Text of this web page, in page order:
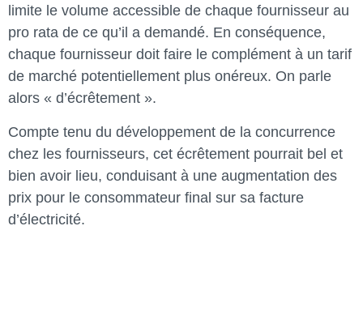
limite le volume accessible de chaque fournisseur au
pro rata de ce qu’il a demandé. En conséquence,
chaque fournisseur doit faire le complément à un tarif
de marché potentiellement plus onéreux. On parle
alors « d’écrêtement ».
Compte tenu du développement de la concurrence
chez les fournisseurs, cet écrêtement pourrait bel et
bien avoir lieu, conduisant à une augmentation des
prix pour le consommateur final sur sa facture
d’électricité.